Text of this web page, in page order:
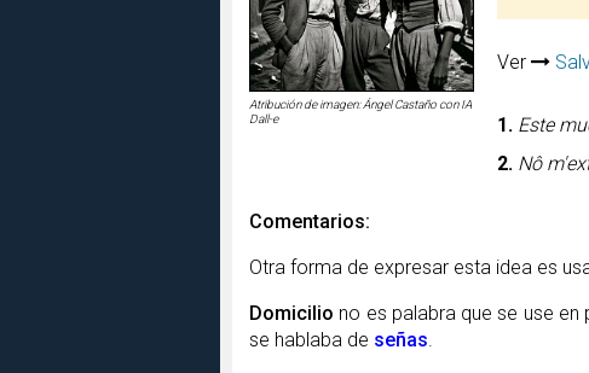
Atribución de imagen: Ángel Castaño con IA
Dall-e
Ver
1. Este
2. Nô
Comentarios:
Otra forma de expresar esta idea es
Domicilio no es palabra que se use
se hablaba de señas.